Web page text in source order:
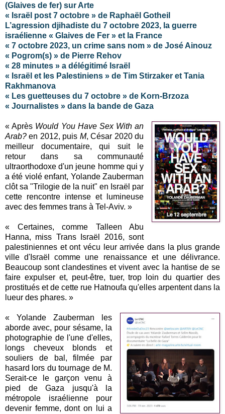
(Glaives de fer) sur Arte
« Israël post 7 octobre » de Raphaël Gotheil
L’agression djihadiste du 7 octobre 2023, la guerre
israélienne « Glaives de Fer » et la France
« 7 octobre 2023, un crime sans nom » de José Ainouz
« Pogrom(s) » de Pierre Rehov
« 28 minutes » a délégitimé Israël
« Israël et les Palestiniens » de Tim Stirzaker et Tania
Rakhmanova
« Les guetteuses du 7 octobre » de Korn-Brzoza
« Journalistes » dans la bande de Gaza
« Après Would You Have Sex With an
Arab?en 2012, puis M, César 2020 du
meilleur documentaire, qui suit le
retour dans sa communauté
ultraorthodoxe d'un jeune homme qui y
a été violé enfant, Yolande Zauberman
clôt sa "Trilogie de la nuit" en Israël par
cette rencontre intense et lumineuse
avec des femmes trans à Tel-Aviv. »
« Certaines, comme Talleen Abu
Hanna, miss Trans Israël 2016, sont
palestiniennes et ont vécu leur arrivée dans la plus grande
ville d'Israël comme une renaissance et une délivrance.
Beaucoup sont clandestines et vivent avec la hantise de se
faire expulser et, peut-être, tuer, trop loin du quartier des
prostitués et de cette rue Hatnoufa qu'elles arpentent dans la
lueur des phares. »
« Yolande Zauberman les
aborde avec, pour sésame, la
photographie de l'une d'elles,
longs cheveux blonds et
souliers de bal, filmée par
hasard lors du tournage de M.
Serait-ce le garçon venu à
pied de Gaza jusqu'à la
métropole israélienne pour
devenir femme, dont on lui a